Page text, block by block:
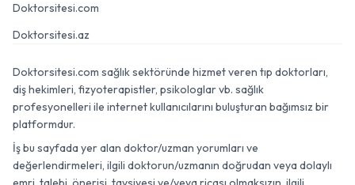
Doktorsitesi.com
Doktorsitesi.az
Doktorsitesi.com sağlık sektöründe hizmet veren tıp doktorları,
diş hekimleri, fizyoterapistler, psikologlar vb. sağlık
profesyonelleri ile internet kullanıcılarını buluşturan bağımsız bir
platformdur.
İş bu sayfada yer alan doktor/uzman yorumları ve
değerlendirmeleri, ilgili doktorun/uzmanın doğrudan veya dolaylı